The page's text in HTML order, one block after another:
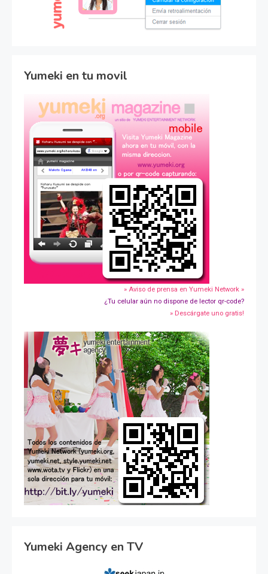
Yumeki en tu movil
» Aviso de prensa en Yumeki Network »
¿Tu celular aún no dispone de lector qr-code?
» Descárgate uno gratis!
Yumeki Agency en TV